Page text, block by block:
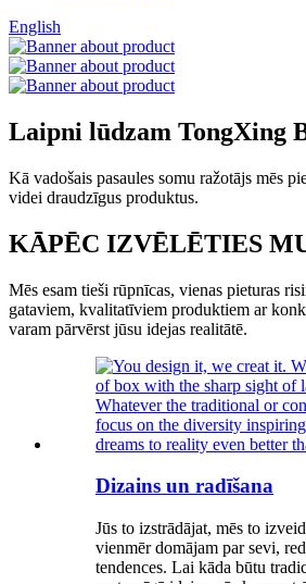
English
Laipni lūdzam TongXing
Kā vadošais pasaules somu ražotājs mēs
videi draudzīgus produktus.
KĀPĒC IZVĒLĒTIES
Mēs esam tieši rūpnīcas, vienas pieturas
gataviem, kvalitatīviem produktiem ar
varam pārvērst jūsu idejas realitātē.
Dizains un radīšana
Jūs to izstrādājat, mēs to
vienmēr domājam par sevi,
tendences. Lai kāda būtu